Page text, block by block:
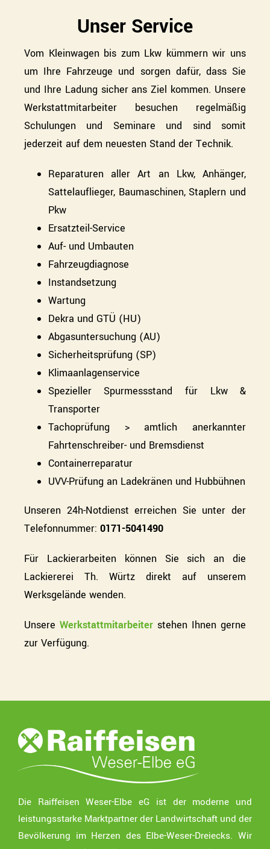
SERVICE
SUCHE
NACH:
Unser Service
Vom Kleinwagen bis zum Lkw kümmern wir uns
um Ihre Fahrzeuge und sorgen dafür, dass Sie
und Ihre Ladung sicher ans Ziel kommen. Unsere
Werkstattmitarbeiter besuchen regelmäßig
Schulungen und Seminare und sind somit
jederzeit auf dem neuesten Stand der Technik.
Reparaturen aller Art an Lkw, Anhänger,
Sattelauflieger, Baumaschinen, Staplern und
Pkw
Ersatzteil-Service
Auf- und Umbauten
Fahrzeugdiagnose
Instandsetzung
Wartung
Dekra und GTÜ (HU)
Abgasuntersuchung (AU)
Sicherheitsprüfung (SP)
Klimaanlagenservice
Spezieller Spurmessstand für Lkw &
Transporter
Tachoprüfung > amtlich anerkannter
Fahrtenschreiber- und Bremsdienst
Containerreparatur
UVV-Prüfung an Ladekränen und Hubbühnen
Unseren 24h-Notdienst erreichen Sie unter der
Telefonnummer: 0171-5041490
Für Lackierarbeiten können Sie sich an die
Lackiererei Th. Würtz direkt auf unserem
Werksgelände wenden.
Unsere Werkstattmitarbeiter stehen Ihnen gerne
zur Verfügung.
Die Raiffeisen Weser-Elbe eG ist der moderne und
leistungsstarke Marktpartner der Landwirtschaft und der
Bevölkerung im Herzen des Elbe-Weser-Dreiecks. Wir